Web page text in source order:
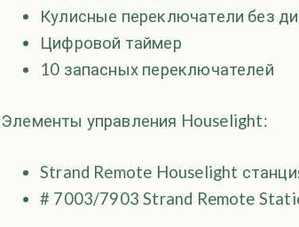
Кулисные переключатели без
Цифровой таймер
10 запасных переключателей
Элементы управления Houselight:
Strand Remote Houselight
# 7003/7903 Strand Remote